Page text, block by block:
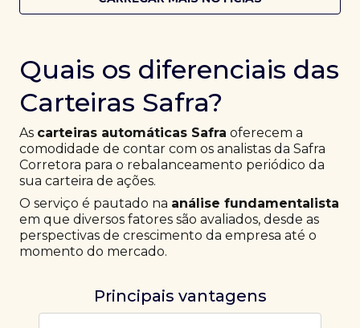
Quais os diferenciais das
Carteiras Safra?
As carteiras automáticas Safra oferecem a
comodidade de contar com os analistas da Safra
Corretora para o rebalanceamento periódico da
sua carteira de ações.
O serviço é pautado na análise fundamentalista
em que diversos fatores são avaliados, desde as
perspectivas de crescimento da empresa até o
momento do mercado.
Principais vantagens